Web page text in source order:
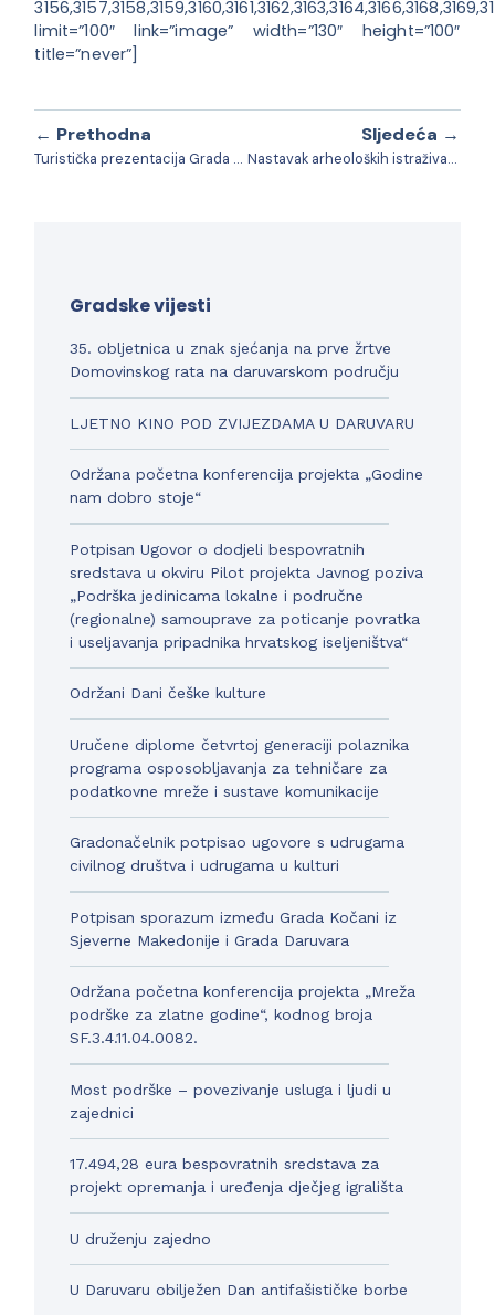
limit=”100″ link=”image” width=”130″ height=”100″
title=”never”]
← Prethodna
Turistička prezentacija Grada Daruvara
Sljedeća →
Nastavak arheoloških istraživanja
Gradske vijesti
35. obljetnica u znak sjećanja na prve žrtve
Domovinskog rata na daruvarskom području
LJETNO KINO POD ZVIJEZDAMA U DARUVARU
Održana početna konferencija projekta „Godine
nam dobro stoje“
Potpisan Ugovor o dodjeli bespovratnih
sredstava u okviru Pilot projekta Javnog poziva
„Podrška jedinicama lokalne i područne
(regionalne) samouprave za poticanje povratka
i useljavanja pripadnika hrvatskog iseljeništva“
Održani Dani češke kulture
Uručene diplome četvrtoj generaciji polaznika
programa osposobljavanja za tehničare za
podatkovne mreže i sustave komunikacije
Gradonačelnik potpisao ugovore s udrugama
civilnog društva i udrugama u kulturi
Potpisan sporazum između Grada Kočani iz
Sjeverne Makedonije i Grada Daruvara
Održana početna konferencija projekta „Mreža
podrške za zlatne godine“, kodnog broja
SF.3.4.11.04.0082.
Most podrške – povezivanje usluga i ljudi u
zajednici
17.494,28 eura bespovratnih sredstava za
projekt opremanja i uređenja dječjeg igrališta
U druženju zajedno
U Daruvaru obilježen Dan antifašističke borbe